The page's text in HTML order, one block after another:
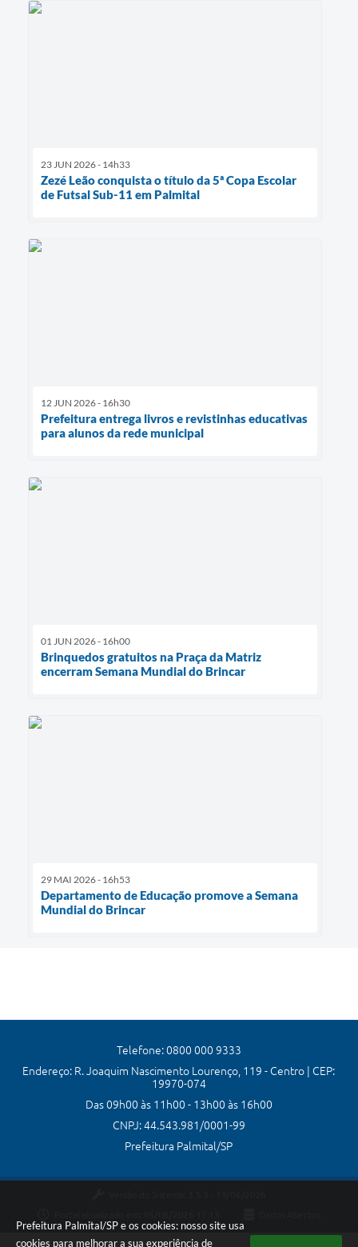
Prefeitura Palmital/SP e os cookies: nosso site usa
cookies para melhorar a sua experiência de
23 JUN 2026 - 14h33
Zezé Leão conquista o título da 5ª Copa Escolar
de Futsal Sub-11 em Palmital
12 JUN 2026 - 16h30
Prefeitura entrega livros e revistinhas educativas
para alunos da rede municipal
01 JUN 2026 - 16h00
Brinquedos gratuitos na Praça da Matriz
encerram Semana Mundial do Brincar
29 MAI 2026 - 16h53
Departamento de Educação promove a Semana
Mundial do Brincar
Telefone: 0800 000 9333
Endereço: R. Joaquim Nascimento Lourenço, 119 - Centro | CEP:
19970-074
Das 09h00 às 11h00 - 13h00 às 16h00
CNPJ: 44.543.981/0001-99
Prefeitura Palmital/SP